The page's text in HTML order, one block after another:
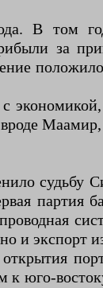
В том
за
судьбу
и экспорт
юго-